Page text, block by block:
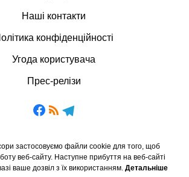
Наші контакти
конфіденційності
Угода користувача
Прес-релізи
застосовуємо файли cookie для того, щоб
веб-сайту. Наступне прибуття на веб-сайті
ваше дозвіл з їх використанням. Детальніше